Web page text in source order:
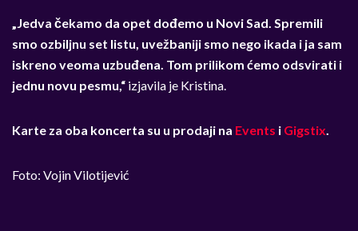
„Jedva čekamo da opet dođemo u Novi Sad. Spremili
smo ozbiljnu set listu, uvežbaniji smo nego ikada i ja sam
iskreno veoma uzbuđena. Tom prilikom ćemo odsvirati i
jednu novu pesmu,“ izjavila je Kristina.
Karte za oba koncerta su u prodaji na Events i Gigstix.
Foto: Vojin Vilotijević